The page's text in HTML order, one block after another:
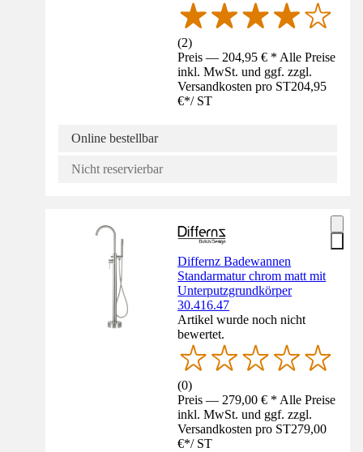
(2)
Preis — 204,95 € * Alle Preise
inkl. MwSt. und ggf. zzgl.
Versandkosten pro ST204,95
€*/ ST
Online bestellbar
Nicht reservierbar
Differnz Badewannen
Standarmatur chrom matt mit
Unterputzgrundkörper
30.416.47
Artikel wurde noch nicht
bewertet.
(0)
Preis — 279,00 € * Alle Preise
inkl. MwSt. und ggf. zzgl.
Versandkosten pro ST279,00
€*/ ST